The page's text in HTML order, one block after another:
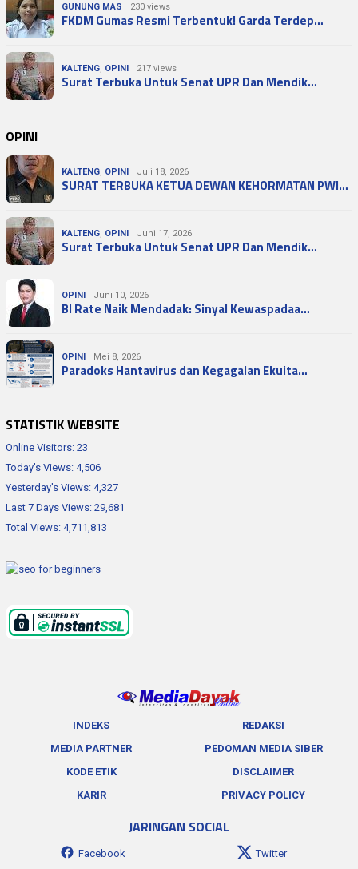
GUNUNG MAS 230 views
FKDM Gumas Resmi Terbentuk! Garda Terdep…
KALTENG, OPINI 217 views
Surat Terbuka Untuk Senat UPR Dan Mendik…
OPINI
KALTENG, OPINI Juli 18, 2026
SURAT TERBUKA KETUA DEWAN KEHORMATAN PWI…
KALTENG, OPINI Juni 17, 2026
Surat Terbuka Untuk Senat UPR Dan Mendik…
OPINI Juni 10, 2026
BI Rate Naik Mendadak: Sinyal Kewaspadaa…
OPINI Mei 8, 2026
Paradoks Hantavirus dan Kegagalan Ekuita…
STATISTIK WEBSITE
Online Visitors: 23
Today's Views: 4,506
Yesterday's Views: 4,327
Last 7 Days Views: 29,681
Total Views: 4,711,813
INDEKS
REDAKSI
MEDIA PARTNER
PEDOMAN MEDIA SIBER
KODE ETIK
DISCLAIMER
KARIR
PRIVACY POLICY
JARINGAN SOCIAL
Facebook Twitter